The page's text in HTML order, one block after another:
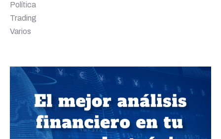
Política
Trading
Varios